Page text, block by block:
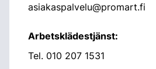
asiakaspalvelu@promart.fi
Arbetsklädestjänst:
Tel. 010 207 1531